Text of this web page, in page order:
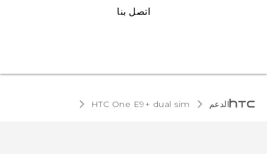
اتصل بنا
الدعم HTC One E9+ dual sim‎